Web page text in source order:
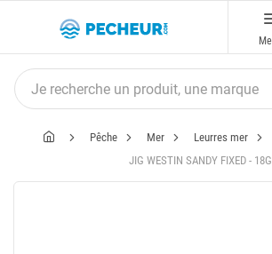
Pêche Mer Leurres mer
JIG WESTIN SANDY FIXED - 18G